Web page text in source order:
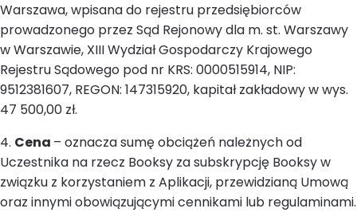
Warszawa, wpisana do rejestru przedsiębiorców
prowadzonego przez Sąd Rejonowy dla m. st. Warszawy
w Warszawie, XIII Wydział Gospodarczy Krajowego
Rejestru Sądowego pod nr KRS: 0000515914, NIP:
9512381607, REGON: 147315920, kapitał zakładowy w wys.
47 500,00 zł.
4. Cena – oznacza sumę obciążeń należnych od
Uczestnika na rzecz Booksy za subskrypcję Booksy w
związku z korzystaniem z Aplikacji, przewidzianą Umową
oraz innymi obowiązującymi cennikami lub regulaminami.